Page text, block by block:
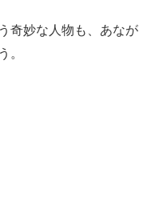
奇妙な人物も、あなが
。